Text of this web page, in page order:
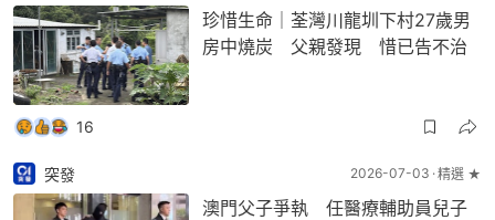
珍惜生命｜荃灣川龍圳下村27歲男
房中燒炭 父親發現 惜已告不治
16
突發 2026-07-03 精選 ★
澳門父子爭執 任醫療輔助員兒子